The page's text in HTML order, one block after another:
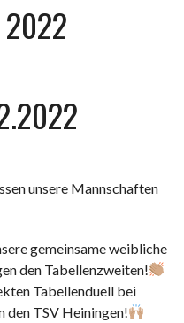
unsere Mannschaften
gemeinsame weibliche
den Tabellenzweiten!
Tabellenduell bei
den TSV Heiningen!